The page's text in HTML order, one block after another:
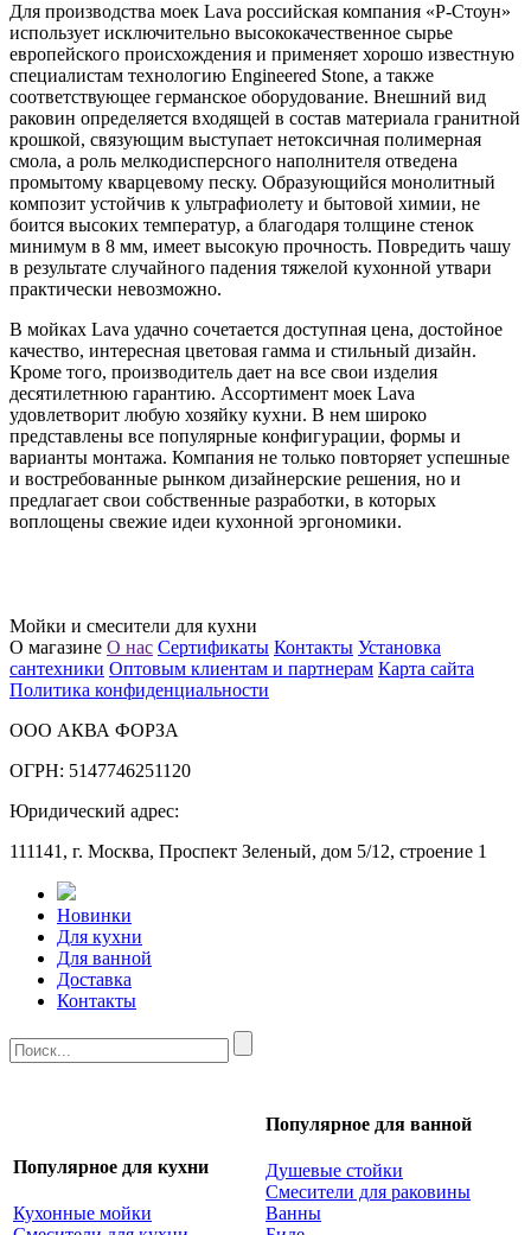
Для производства моек Lava российская компания «Р-Стоун»
использует исключительно высококачественное сырье
европейского происхождения и применяет хорошо известную
специалистам технологию Engineered Stone, а также
соответствующее германское оборудование. Внешний вид
раковин определяется входящей в состав материала гранитной
крошкой, связующим выступает нетоксичная полимерная
смола, а роль мелкодисперсного наполнителя отведена
промытому кварцевому песку. Образующийся монолитный
композит устойчив к ультрафиолету и бытовой химии, не
боится высоких температур, а благодаря толщине стенок
минимум в 8 мм, имеет высокую прочность. Повредить чашу
в результате случайного падения тяжелой кухонной утвари
практически невозможно.
В мойках Lava удачно сочетается доступная цена, достойное
качество, интересная цветовая гамма и стильный дизайн.
Кроме того, производитель дает на все свои изделия
десятилетнюю гарантию. Ассортимент моек Lava
удовлетворит любую хозяйку кухни. В нем широко
представлены все популярные конфигурации, формы и
варианты монтажа. Компания не только повторяет успешные
и востребованные рынком дизайнерские решения, но и
предлагает свои собственные разработки, в которых
воплощены свежие идеи кухонной эргономики.
Мойки и смесители для кухни
О магазине О нас Сертификаты Контакты Установка
сантехники Оптовым клиентам и партнерам Карта сайта
Политика конфиденциальности
ООО АКВА ФОРЗА
ОГРН: 5147746251120
Юридический адрес:
111141, г. Москва, Проспект Зеленый, дом 5/12, строение 1
Новинки
Для кухни
Для ванной
Доставка
Контакты
Популярное для кухни
Кухонные мойки
Популярное для ванной
Душевые стойки
Смесители для раковины
Ванны